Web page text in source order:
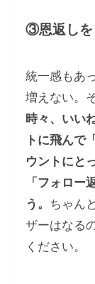
③恩返しを
統一感もあ
増えない。
時々、いい
トに飛んで
ウントにと
「フォロー
う。 ちゃん
ザーはなる
ください。